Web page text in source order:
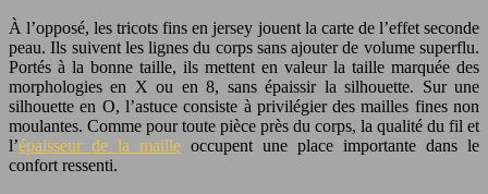
À l’opposé, les tricots fins en jersey jouent la carte de l’effet seconde
peau. Ils suivent les lignes du corps sans ajouter de volume superflu.
Portés à la bonne taille, ils mettent en valeur la taille marquée des
morphologies en X ou en 8, sans épaissir la silhouette. Sur une
silhouette en O, l’astuce consiste à privilégier des mailles fines non
moulantes. Comme pour toute pièce près du corps, la qualité du fil et
l’épaisseur de la maille occupent une place importante dans le
confort ressenti.